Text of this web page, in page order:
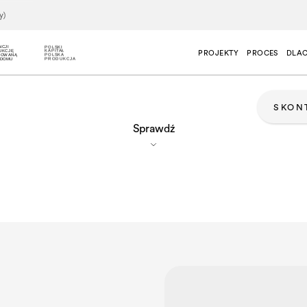
POLSKI
KAPITAŁ
POLSKA
PRODUKCJA
PROJEKTY PROCES
Sprawdź